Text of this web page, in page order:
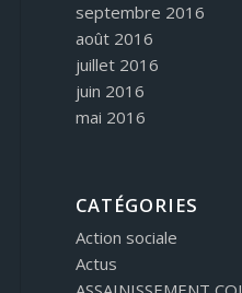
septembre 2016
août 2016
juillet 2016
juin 2016
mai 2016
CATÉGORIES
Action sociale
Actus